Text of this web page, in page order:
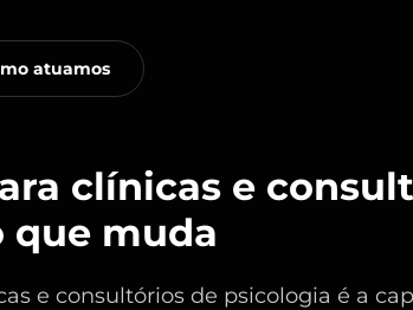
atuamos
clínicas e
que muda
e consultórios de psicologia é a